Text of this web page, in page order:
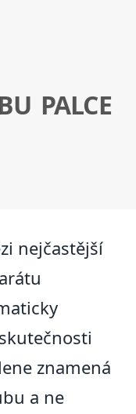
PALCE
nejčastější
znamená
a ne